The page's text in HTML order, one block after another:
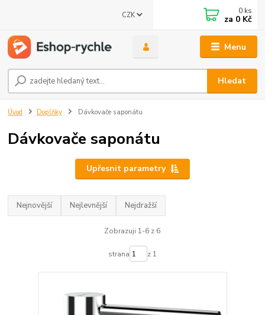
Menu
CZK
Hledat
0 ks
za 0 Kč
Úvod Doplňky Dávkovače saponátu
Dávkovače saponátu
Upřesnit parametry
Nejnovější Nejlevnější Nejdražší
Zobrazuji 1-6 z 6
strana z 1